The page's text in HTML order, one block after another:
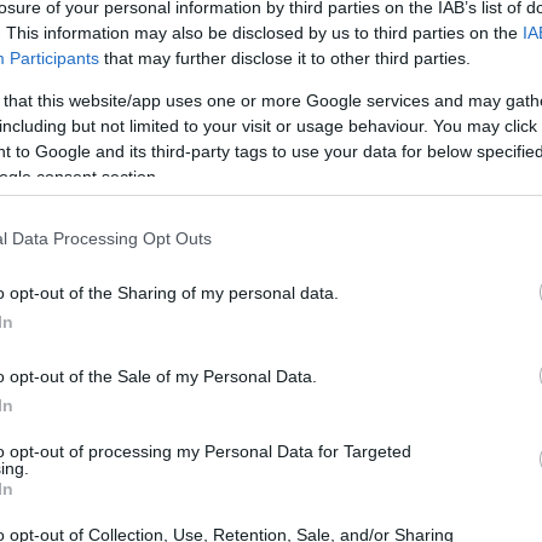
of your personal information by third parties on the IAB’s list of
This information may also be disclosed by us to third parties on the
Participants that may further disclose it to other third parties.
that this website/app uses one or more Google services and may
but not limited to your visit or usage behaviour. You may
to Google and its third-party tags to use your data for below
consent section.
Data Processing Opt Outs
opt-out of the Sharing of my personal data.
opt-out of the Sale of my Personal Data.
opt-out of processing my Personal Data for Targeted
opt-out of Collection, Use, Retention, Sale, and/or Sharing
ένα πλαίσιο οξυμένων εντάσεων γύρω
23:44